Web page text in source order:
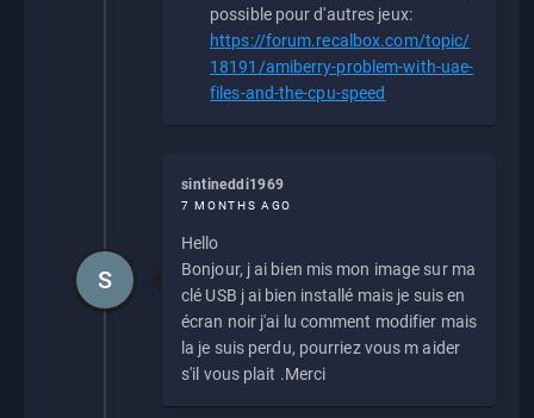
possible pour d'autres jeux:
https://forum.recalbox.com/topic/
18191/amiberry-problem-with-uae-
files-and-the-cpu-speed
sintineddi1969
7 MONTHS AGO
Hello
Bonjour, j ai bien mis mon image sur ma
clé USB j ai bien installé mais je suis en
écran noir j'ai lu comment modifier mais
la je suis perdu, pourriez vous m aider
s'il vous plait .Merci
S